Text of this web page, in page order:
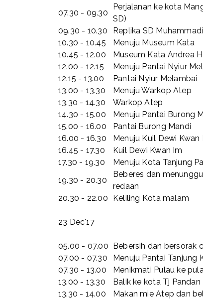
07.30 - 09.30
Perjalanan ke kota
SD)
09.30 - 10.30
Replika SD
10.30 - 10.45
Menuju Museum Kata
10.45 - 12.00
Museum Kata Andrea
12.00 - 12.15
Menuju Pantai Nyiur
12.15 - 13.00
Pantai Nyiur Melambai
13.00 - 13.30
Menuju Warkop Atep
13.30 - 14.30
Warkop Atep
14.30 - 15.00
Menuju Pantai Burong
15.00 - 16.00
Pantai Burong Mandi
16.00 - 16.30
Menuju Kuil Dewi Kwan
16.45 - 17.30
Kuil Dewi Kwan Im
17.30 - 19.30
Menuju Kota Tanjung
19.30 - 20.30
Beberes dan
redaan
20.30 - 22.00
Keliling Kota malam
23 Dec'17
05.00 - 07.00 Bebersih dan bersorak
07.00 - 07.30
Menuju Pantai Tanjung
07.30 - 13.00
Menikmati Pulau ke
13.00 - 13.30
Balik ke kota Tj Pandan
13.30 - 14.00
Makan mie Atep dan